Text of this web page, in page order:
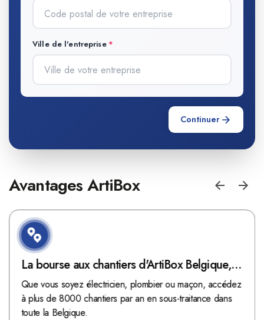
Ville de l'entreprise
Continuer
Avantages ArtiBox
La bourse aux chantiers d'ArtiBox Belgique,
véritable mine d'or !
Que vous soyez électricien, plombier ou maçon, accédez
à plus de 8000 chantiers par an en sous-traitance dans
toute la Belgique.